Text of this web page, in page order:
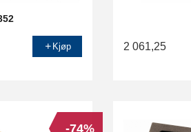
Kjøp 2 061,25
-74%